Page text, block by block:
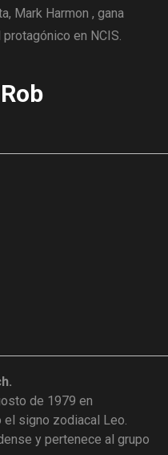
Mark Harmon , gana
en NCIS.
de 1979 en
signo zodiacal Leo.
y pertenece al grupo